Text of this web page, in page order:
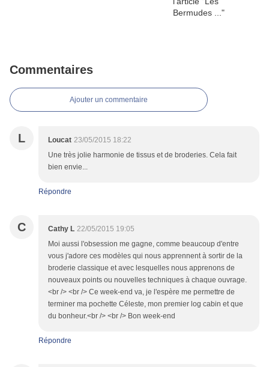
Commentaires
Ajouter un commentaire
L Loucat 23/05/2015 18:22
Une très jolie harmonie de tissus et de broderies. Cela fait
bien envie...
Répondre
C Cathy L 22/05/2015 19:05
Moi aussi l'obsession me gagne, comme beaucoup d'entre
vous j'adore ces modèles qui nous apprennent à sortir de la
broderie classique et avec lesquelles nous apprenons de
nouveaux points ou nouvelles techniques à chaque ouvrage.
<br /> <br /> Ce week-end va, je l'espère me permettre de
terminer ma pochette Céleste, mon premier log cabin et que
du bonheur.<br /> <br /> Bon week-end
Répondre